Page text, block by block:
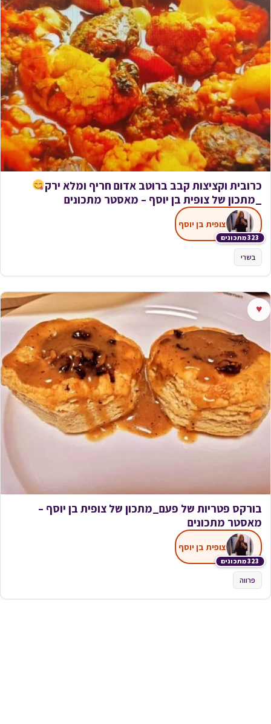
כרובית וקציצות קבב ברוטב אדום חריף ומלא ירק
_מתכון של צופית בן יוסף – מאסטר מתכונים
323 מתכונים
צופית בן יוסף
בשרי
♥
בורקס פטריות של פעם_מתכון של צופית בן יוסף –
מאסטר מתכונים
323 מתכונים
צופית בן יוסף
פרווה